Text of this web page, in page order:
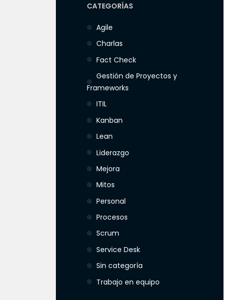
CATEGORÍAS
Agile
Charlas
Fact Check
Gestión de Proyectos y
Frameworks
ITIL
Kanban
Lean
Liderazgo
Mejora
Mitos
Personal
Procesos
Scrum
Service Desk
Sin categoría
Trabajo en equipo